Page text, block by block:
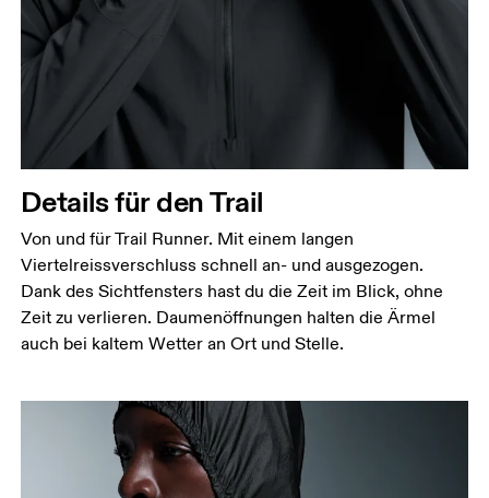
Hüfte
Miss um die breiteste Stelle deiner Hüfte herum.
Details für den Trail
Von und für Trail Runner. Mit einem langen
Viertelreissverschluss schnell an- und ausgezogen.
Dank des Sichtfensters hast du die Zeit im Blick, ohne
Zeit zu verlieren. Daumenöffnungen halten die Ärmel
auch bei kaltem Wetter an Ort und Stelle.